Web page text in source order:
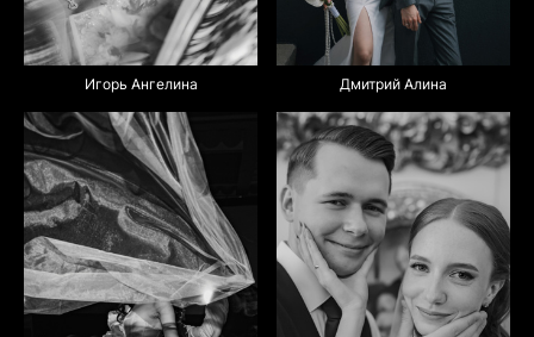
Игорь Ангелина Дмитрий Алина